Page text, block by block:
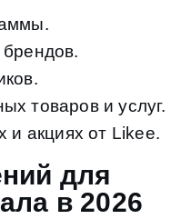
товаров и услуг.
и акциях от Likee.
для
в 2026